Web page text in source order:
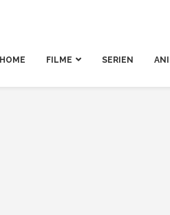
HOME FILME SERIEN